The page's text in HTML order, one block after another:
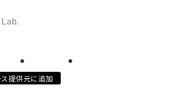
提供元に追加